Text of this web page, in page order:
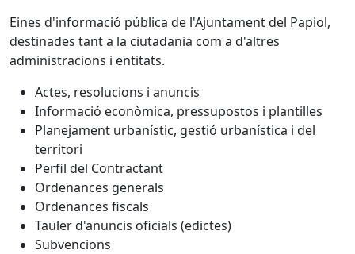
Eines d'informació pública de l'Ajuntament del Papiol,
destinades tant a la ciutadania com a d'altres
administracions i entitats.
Actes, resolucions i anuncis
Informació econòmica, pressupostos i plantilles
Planejament urbanístic, gestió urbanística i del
territori
Perfil del Contractant
Ordenances generals
Ordenances fiscals
Tauler d'anuncis oficials (edictes)
Subvencions